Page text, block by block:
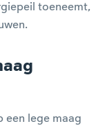
toeneemt,
een lege maag